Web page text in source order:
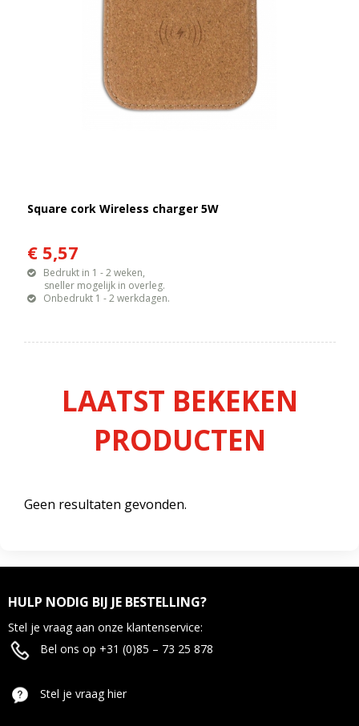
Square cork Wireless charger 5W
€ 5,57
Bedrukt in 1 - 2 weken,
sneller mogelijk in overleg.
Onbedrukt 1 - 2 werkdagen.
LAATST BEKEKEN
PRODUCTEN
Geen resultaten gevonden.
HULP NODIG BIJ JE BESTELLING?
Stel je vraag aan onze klantenservice:
Bel ons op +31 (0)85 – 73 25 878
Stel je vraag hier